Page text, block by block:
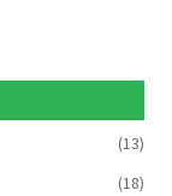
(13)
(18)